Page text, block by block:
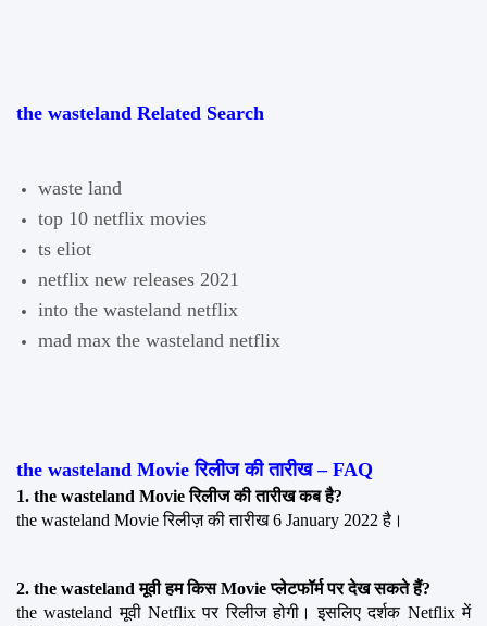
the wasteland Related Search
waste land
top 10 netflix movies
ts eliot
netflix new releases 2021
into the wasteland netflix
mad max the wasteland netflix
the wasteland Movie रिलीज की तारीख – FAQ
1. the wasteland Movie रिलीज की तारीख कब है?
the wasteland Movie रिलीज़ की तारीख 6 January 2022 है।
2. the wasteland मूवी हम किस Movie प्लेटफॉर्म पर देख सकते हैं?
the wasteland मूवी Netflix पर रिलीज होगी। इसलिए दर्शक Netflix में